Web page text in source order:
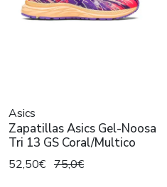
Asics
Zapatillas Asics Gel-Noosa
Tri 13 GS Coral/Multico
52,50€ 75,0€